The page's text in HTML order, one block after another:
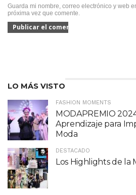
Guarda mi nombre, correo electrónico y web
próxima vez que comente.
LO MÁS VISTO
FASHION MOMENTS
MODAPREMIO
Aprendizaje para
Moda
DESTACADO
Los Highlights de la